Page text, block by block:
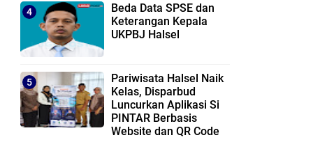
Beda Data SPSE dan
Keterangan Kepala
UKPBJ Halsel
Pariwisata Halsel Naik
Kelas, Disparbud
Luncurkan Aplikasi Si
PINTAR Berbasis
Website dan QR Code